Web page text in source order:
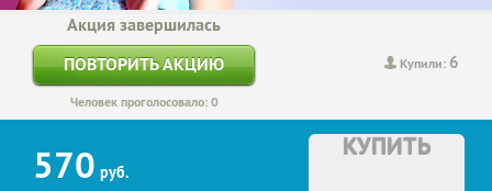
Купили: 6
Акция завершилась
ПОВТОРИТЬ АКЦИЮ
Человек проголосовало: 0
570 руб.
КУПИТЬ